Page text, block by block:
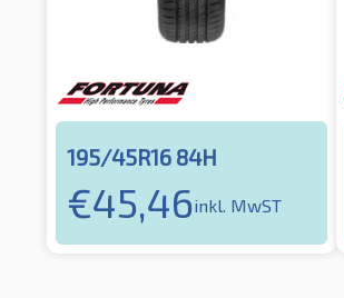
195/45R16 84H
€45,46inkl. MwST